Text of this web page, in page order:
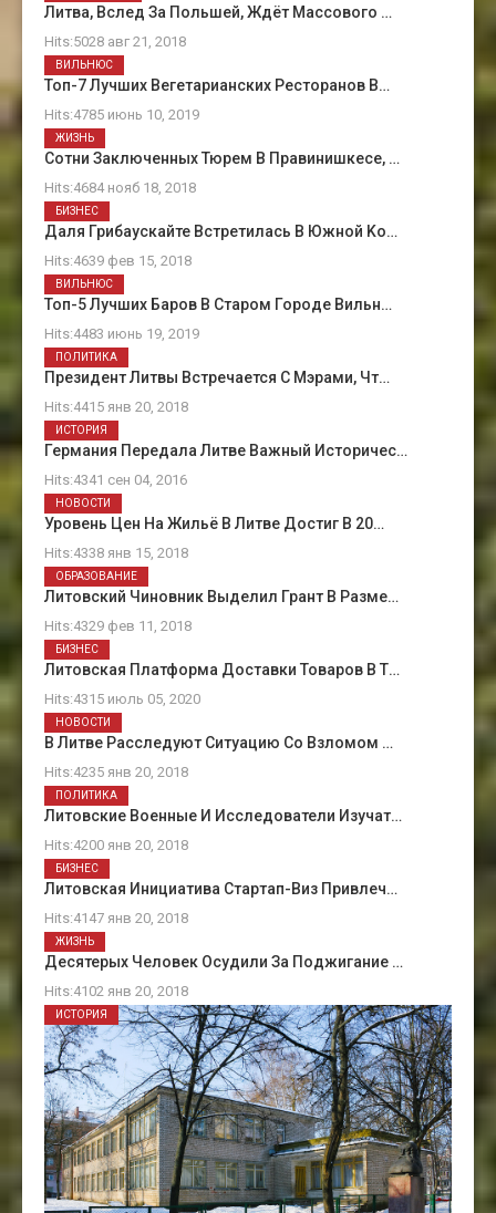
Литва, Вслед За Польшей, Ждёт Массового …
Hits:5028 авг 21, 2018
Топ-7 Лучших Вегетарианских Ресторанов В…
Hits:4785 июнь 10, 2019
ВИЛЬНЮС
Сотни Заключенных Тюрем В Правинишкесе, …
Hits:4684 нояб 18, 2018
ЖИЗНЬ
Даля Грибаускайте Встретилась В Южной Kо…
Hits:4639 фев 15, 2018
БИЗНЕС
Топ-5 Лучших Баров В Старом Городе Вильн…
Hits:4483 июнь 19, 2019
ВИЛЬНЮС
Президент Литвы Встречается С Мэрами, Чт…
Hits:4415 янв 20, 2018
ПОЛИТИКА
Германия Передала Литве Важный Историчес…
Hits:4341 сен 04, 2016
ИСТОРИЯ
Уровень Цен На Жильё В Литве Достиг В 20…
Hits:4338 янв 15, 2018
НОВОСТИ
Литовский Чиновник Выделил Грант В Разме…
Hits:4329 фев 11, 2018
ОБРАЗОВАНИЕ
Литовская Платформа Доставки Товаров В Т…
Hits:4315 июль 05, 2020
БИЗНЕС
В Литве Расследуют Ситуацию Со Взломом …
Hits:4235 янв 20, 2018
НОВОСТИ
Литовские Военные И Исследователи Изучат…
Hits:4200 янв 20, 2018
ПОЛИТИКА
Литовская Инициатива Стартап-Виз Привлеч…
Hits:4147 янв 20, 2018
БИЗНЕС
Десятерых Человек Осудили За Поджигание …
Hits:4102 янв 20, 2018
ЖИЗНЬ
ИСТОРИЯ